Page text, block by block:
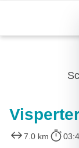
content
7.0 km